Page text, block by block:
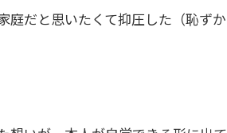
庭だと思いたくて抑圧した（恥